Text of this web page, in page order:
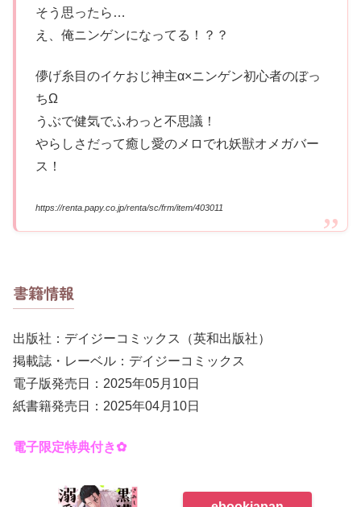
そう思ったら…
え、俺ニンゲンになってる！？？
儚げ糸目のイケおじ神主α×ニンゲン初心者のぼっ
ちΩ
うぶで健気でふわっと不思議！
やらしさだって癒し愛のメロでれ妖獣オメガバー
ス！
https://renta.papy.co.jp/renta/sc/frm/item/403011
書籍情報
出版社：デイジーコミックス（英和出版社）
掲載誌・レーベル：デイジーコミックス
電子版発売日：2025年05月10日
紙書籍発売日：2025年04月10日
電子限定特典付き✿